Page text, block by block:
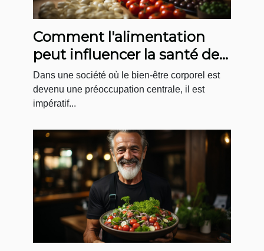
Comment l'alimentation
peut influencer la santé de
votre dos
Dans une société où le bien-être corporel est
devenu une préoccupation centrale, il est
impératif...